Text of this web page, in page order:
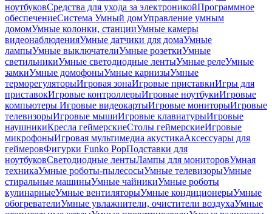
ноутбуковСредства для ухода за электроникойПрограммное
обеспечениеСистема Умный домУправление умным
домомУмные колонки, станцииУмные камеры
видеонаблюденияУмные датчики для домаУмные
лампыУмные выключателиУмные розеткиУмные
светильникиУмные светодиодные лентыУмные релеУмные
замкиУмные домофоныУмные карнизыУмные
терморегуляторыИгровая зонаИгровые приставкиИгры для
приставокИгровые контроллерыИгровые ноутбукиИгровые
компьютеры Игровые видеокартыИгровые мониторыИгровые
телевизорыИгровые мышиИгровые клавиатурыИгровые
наушникиКресла геймерскиеСтолы геймерскиеИгровые
микрофоныИгровая мультимедиа акустикаАксессуары для
геймеровФигурки Funko PopПодставки для
ноутбуковСветодиодные лентыЛампы для мониторовУмная
техникаУмные роботы-пылесосыУмные телевизорыУмные
стиральные машиныУмные чайникиУмные роботы
кулинарныеУмные вентиляторыУмные кондиционерыУмные
обогревателиУмные увлажнители, очистители воздухаУмные